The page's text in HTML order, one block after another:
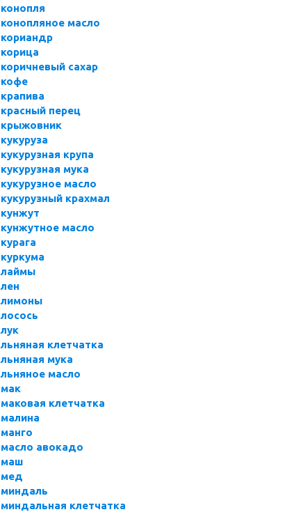
конопля
конопляное масло
кориандр
корица
коричневый сахар
кофе
крапива
красный перец
крыжовник
кукуруза
кукурузная крупа
кукурузная мука
кукурузное масло
кукурузный крахмал
кунжут
кунжутное масло
курага
куркума
лаймы
лен
лимоны
лосось
лук
льняная клетчатка
льняная мука
льняное масло
мак
маковая клетчатка
малина
манго
масло авокадо
маш
мед
миндаль
миндальная клетчатка